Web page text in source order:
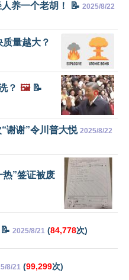
养一个老胡！ 📝 2025/8/22
量越大？
？ 🖼️📝
谢谢”令川普大悦 2025/8/22
热”签证被废
2025/8/21 (84,778次)
8/21 (99,299次)